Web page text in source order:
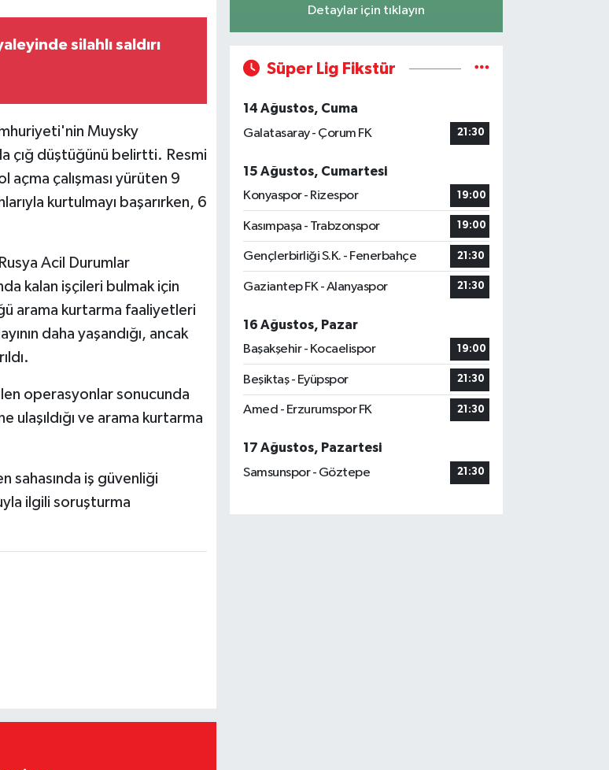
silahlı saldırı
Muysky
çığ düştüğünü belirtti. Resmi
açma çalışması yürüten 9
kurtulmayı başarırken, 6
Acil Durumlar
kalan işçileri bulmak için
arama kurtarma faaliyetleri
daha yaşandığı, ancak
operasyonlar sonucunda
ulaşıldığı ve arama kurtarma
sahasında iş güvenliği
ilgili soruşturma
Detaylar için tıklayın
Süper Lig Fikstür
14 Ağustos, Cuma
Galatasaray - Çorum FK
21:30
15 Ağustos, Cumartesi
Konyaspor - Rizespor
19:00
Kasımpaşa - Trabzonspor 19:00
Gençlerbirliği S.K. - Fenerbahçe 21:30
Gaziantep FK - Alanyaspor 21:30
16 Ağustos, Pazar
Başakşehir - Kocaelispor
19:00
Beşiktaş - Eyüpspor 21:30
Amed - Erzurumspor FK 21:30
17 Ağustos, Pazartesi
Samsunspor - Göztepe
21:30